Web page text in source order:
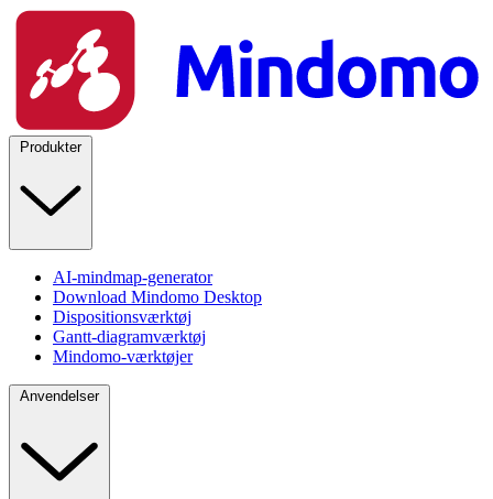
Produkter
AI-mindmap-generator
Download Mindomo Desktop
Dispositionsværktøj
Gantt-diagramværktøj
Mindomo-værktøjer
Anvendelser